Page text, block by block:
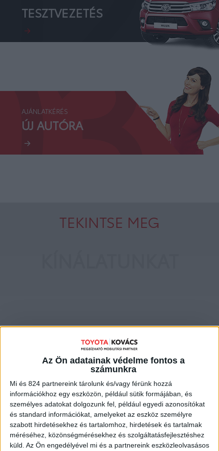
Az Ön adatainak védelme fontos a
számunkra
Mi és 824 partnereink tárolunk és/vagy férünk hozzá
információkhoz egy eszközön, például sütik formájában, és
személyes adatokat dolgozunk fel, például egyedi azonosítókat
és standard információkat, amelyeket az eszköz személyre
szabott hirdetésekhez és tartalomhoz, hirdetések és tartalmak
méréséhez, közönségmérésekhez és szolgáltatásfejlesztéshez
küld. Az Ön engedélyével mi és a partnereink eszközleolvasásos
TESZTVEZETÉS
AJÁNLATKÉRÉS
ÚJ AUTÓRA
TEKINTSE MEG
YARIS CROSS 1.5 Hybrid Comfort e-CVT
CM³
1 490
ÉVJÁRAT
2026
2
10 600 000 Ft
10 000 000 FT